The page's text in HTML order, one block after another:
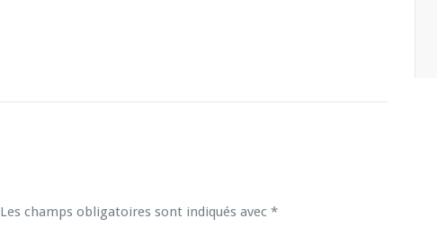
Les champs obligatoires sont indiqués avec *